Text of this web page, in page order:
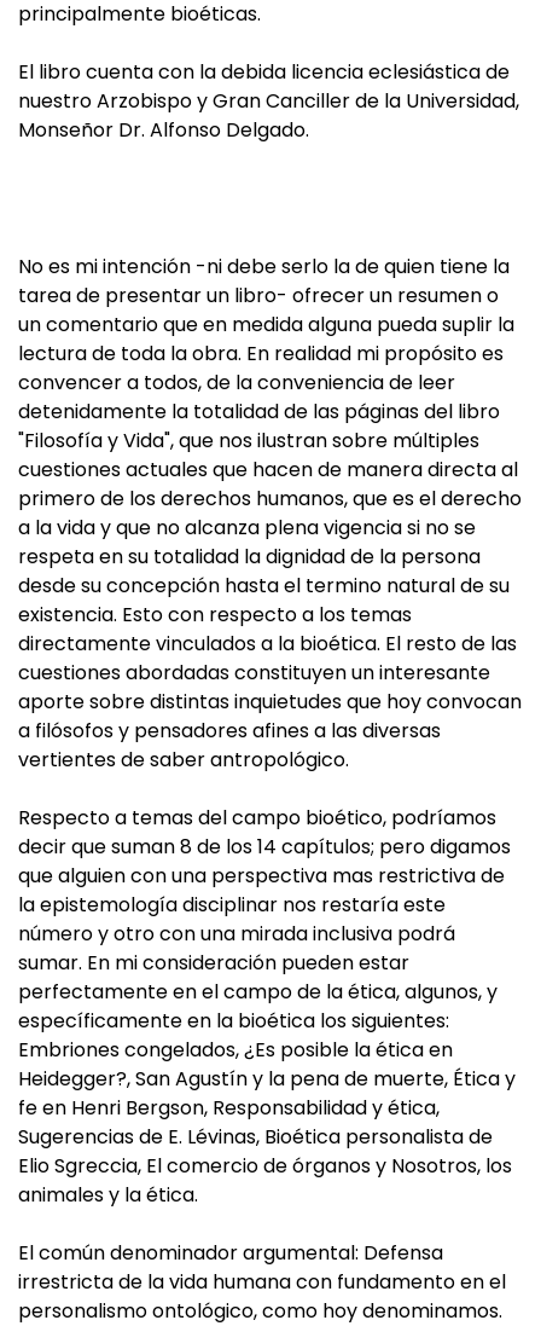
principalmente bioéticas.
El libro cuenta con la debida licencia eclesiástica de
nuestro Arzobispo y Gran Canciller de la Universidad,
Monseñor Dr. Alfonso Delgado.
No es mi intención -ni debe serlo la de quien tiene la
tarea de presentar un libro- ofrecer un resumen o
un comentario que en medida alguna pueda suplir la
lectura de toda la obra. En realidad mi propósito es
convencer a todos, de la conveniencia de leer
detenidamente la totalidad de las páginas del libro
"Filosofía y Vida", que nos ilustran sobre múltiples
cuestiones actuales que hacen de manera directa al
primero de los derechos humanos, que es el derecho
a la vida y que no alcanza plena vigencia si no se
respeta en su totalidad la dignidad de la persona
desde su concepción hasta el termino natural de su
existencia. Esto con respecto a los temas
directamente vinculados a la bioética. El resto de las
cuestiones abordadas constituyen un interesante
aporte sobre distintas inquietudes que hoy convocan
a filósofos y pensadores afines a las diversas
vertientes de saber antropológico.
Respecto a temas del campo bioético, podríamos
decir que suman 8 de los 14 capítulos; pero digamos
que alguien con una perspectiva mas restrictiva de
la epistemología disciplinar nos restaría este
número y otro con una mirada inclusiva podrá
sumar. En mi consideración pueden estar
perfectamente en el campo de la ética, algunos, y
específicamente en la bioética los siguientes:
Embriones congelados, ¿Es posible la ética en
Heidegger?, San Agustín y la pena de muerte, Ética y
fe en Henri Bergson, Responsabilidad y ética,
Sugerencias de E. Lévinas, Bioética personalista de
Elio Sgreccia, El comercio de órganos y Nosotros, los
animales y la ética.
El común denominador argumental: Defensa
irrestricta de la vida humana con fundamento en el
personalismo ontológico, como hoy denominamos.